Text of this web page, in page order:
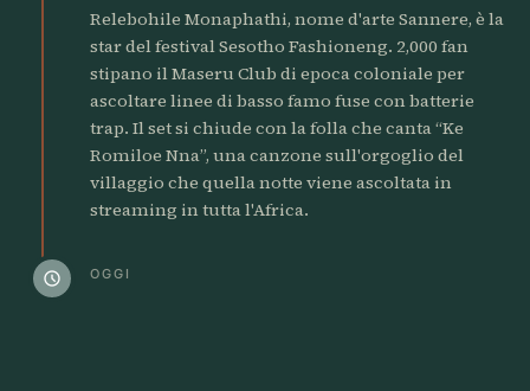
Relebohile Monaphathi, nome d'arte Sannere, è la
star del festival Sesotho Fashioneng. 2,000 fan
stipano il Maseru Club di epoca coloniale per
ascoltare linee di basso famo fuse con batterie
trap. Il set si chiude con la folla che canta “Ke
Romiloe Nna”, una canzone sull'orgoglio del
villaggio che quella notte viene ascoltata in
streaming in tutta l'Africa.
schedule OGGI